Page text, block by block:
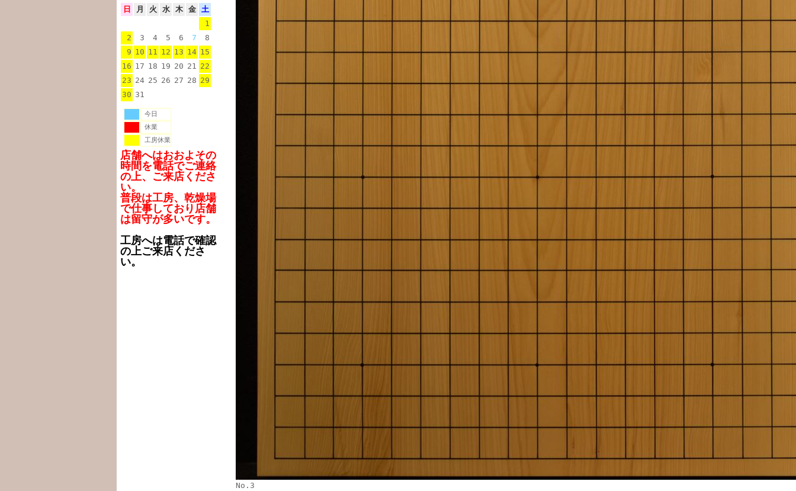
日
月 火 水 木 金
土
1
2
3 4 5 6 7
8
9 10 11 12 13 14 15
16 17 18 19 20 21 22
23 24 25 26 27 28 29
30 31
今日
休業
工房休業
店舗へはおおよその
時間を電話でご連絡
の上、ご来店くださ
い。
普段は工房、乾燥場
で仕事しており店舗
は留守が多いです。
工房へは電話で確認
の上ご来店くださ
い。
No.3